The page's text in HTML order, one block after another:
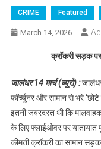
CRIME Featured
March 14, 2026
क्रॉकरी सड़क
जालंधर 14 मार्च (ब्यूरो) :
फॉर्च्यूनर और सामान से भरे
इतनी जबरदस्त थी कि
के लिए फ्लाईओवर पर यातायात
कीमती क्रॉकरी का सामान